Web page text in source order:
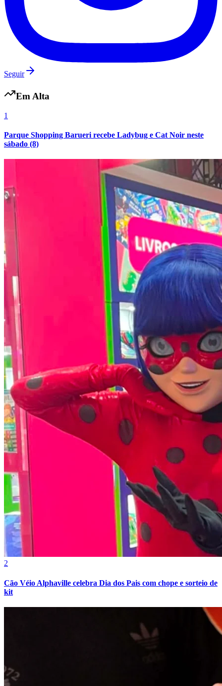
Fluminense
Vasco
Seguir
Em Alta
1
Parque Shopping Barueri recebe Ladybug e Cat Noir neste
sábado (8)
2
Cão Véio Alphaville celebra Dia dos Pais com chope e sorteio de
kit